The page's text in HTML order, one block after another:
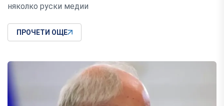
няколко руски медии
ПРОЧЕТИ ОЩЕ